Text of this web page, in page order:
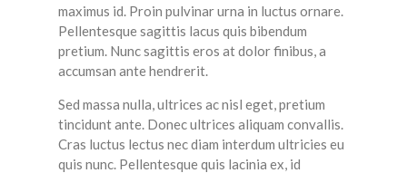
maximus id. Proin pulvinar urna in luctus ornare.
Pellentesque sagittis lacus quis bibendum
pretium. Nunc sagittis eros at dolor finibus, a
accumsan ante hendrerit.
Sed massa nulla, ultrices ac nisl eget, pretium
tincidunt ante. Donec ultrices aliquam convallis.
Cras luctus lectus nec diam interdum ultricies eu
quis nunc. Pellentesque quis lacinia ex, id